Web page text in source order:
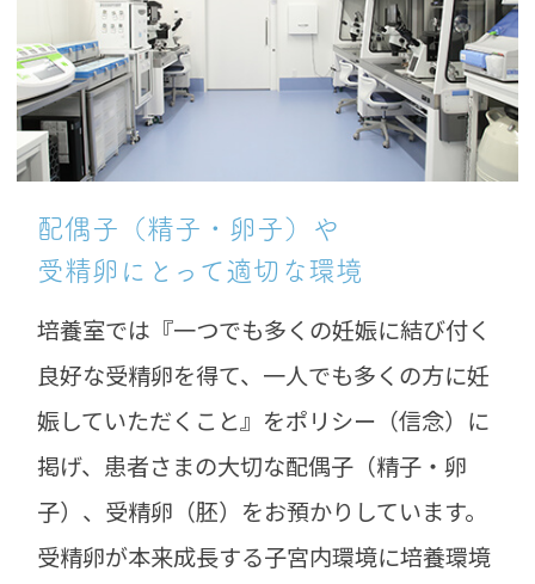
配偶子（精子・卵子）や
受精卵にとって適切な環境
培養室では『一つでも多くの妊娠に結び付く
良好な受精卵を得て、一人でも多くの方に妊
娠していただくこと』をポリシー（信念）に
掲げ、患者さまの大切な配偶子（精子・卵
子）、受精卵（胚）をお預かりしています。
受精卵が本来成長する子宮内環境に培養環境